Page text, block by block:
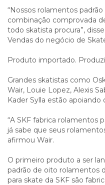
“Nossos rolamentos
combinação comprovada
todo skatista procura”,
Vendas do negócio de
Produto importado.
Grandes skatistas como
Wair, Louie Lopez, Alexis
Kader Sylla estão apoiando
“A SKF fabrica rolamentos
já sabe que seus
afirmou Wair.
O primeiro produto a ser
padrão de oito rolamentos
para skate da SKF são